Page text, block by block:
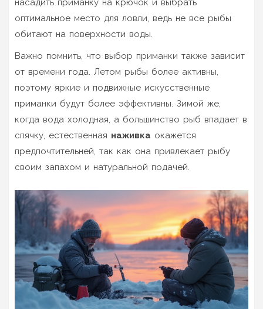
насадить приманку на крючок и выбрать
оптимальное место для ловли, ведь не все рыбы
обитают на поверхности воды.
Важно помнить, что выбор приманки также зависит
от времени года. Летом рыбы более активны,
поэтому яркие и подвижные искусственные
приманки будут более эффективны. Зимой же,
когда вода холодная, а большинство рыб впадает в
спячку, естественная наживка окажется
предпочтительней, так как она привлекает рыбу
своим запахом и натуральной подачей.